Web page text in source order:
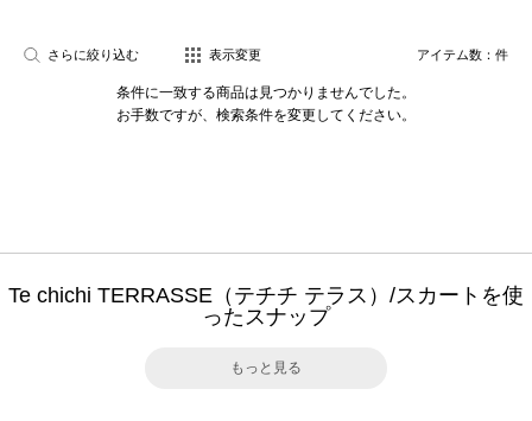
さらに絞り込む 表示変更 アイテム数： 件
条件に一致する商品は見つかりませんでした。
お手数ですが、検索条件を変更してください。
Te chichi TERRASSE（テチチ テラス）/スカートを使
ったスナップ
もっと見る